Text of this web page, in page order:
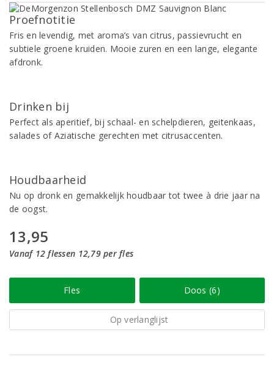
Proefnotitie
Fris en levendig, met aroma’s van citrus, passievrucht en
subtiele groene kruiden. Mooie zuren en een lange, elegante
afdronk.
Drinken bij
Perfect als aperitief, bij schaal- en schelpdieren, geitenkaas,
salades of Aziatische gerechten met citrusaccenten.
Houdbaarheid
Nu op dronk en gemakkelijk houdbaar tot twee à drie jaar na
de oogst.
13,95
Vanaf 12 flessen 12,79 per fles
Fles Doos (6)
Op verlanglijst